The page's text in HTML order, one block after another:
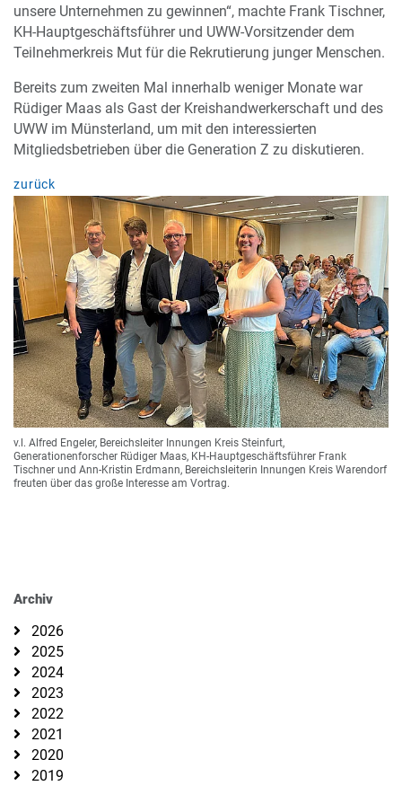
unsere Unternehmen zu gewinnen“, machte Frank Tischner,
KH-Hauptgeschäftsführer und UWW-Vorsitzender dem
Teilnehmerkreis Mut für die Rekrutierung junger Menschen.
Bereits zum zweiten Mal innerhalb weniger Monate war
Rüdiger Maas als Gast der Kreishandwerkerschaft und des
UWW im Münsterland, um mit den interessierten
Mitgliedsbetrieben über die Generation Z zu diskutieren.
zurück
v.l. Alfred Engeler, Bereichsleiter Innungen Kreis Steinfurt,
Generationenforscher Rüdiger Maas, KH-Hauptgeschäftsführer Frank
Tischner und Ann-Kristin Erdmann, Bereichsleiterin Innungen Kreis Warendorf
freuten über das große Interesse am Vortrag.
Archiv
2026
2025
2024
2023
2022
2021
2020
2019